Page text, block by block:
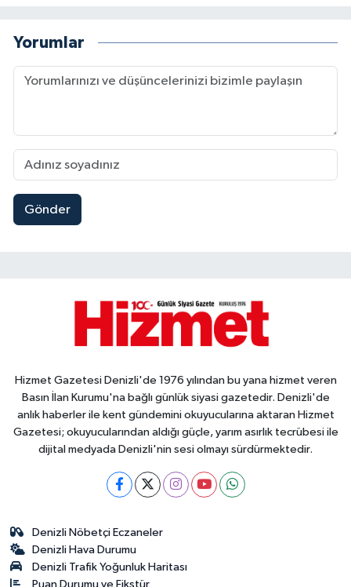
Yorumlar
Gönder
Hizmet Gazetesi Denizli'de 1976 yılından bu yana hizmet veren
Basın İlan Kurumu'na bağlı günlük siyasi gazetedir. Denizli'de
anlık haberler ile kent gündemini okuyucularına aktaran Hizmet
Gazetesi; okuyucularından aldığı güçle, yarım asırlık tecrübesi ile
dijital medyada Denizli'nin sesi olmayı sürdürmektedir.
Denizli Nöbetçi Eczaneler
Denizli Hava Durumu
Denizli Trafik Yoğunluk Haritası
Puan Durumu ve Fikstür